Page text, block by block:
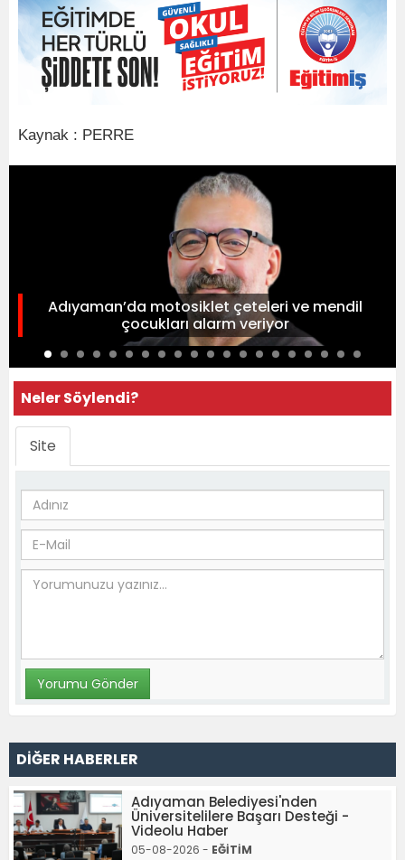
Kaynak : PERRE
Adıyaman’da motosiklet çeteleri ve mendil
çocukları alarm veriyor
Neler Söylendi?
Site
DİĞER HABERLER
Adıyaman Belediyesi'nden
Üniversitelilere Başarı Desteği -
Videolu Haber
05-08-2026 - EĞİTİM